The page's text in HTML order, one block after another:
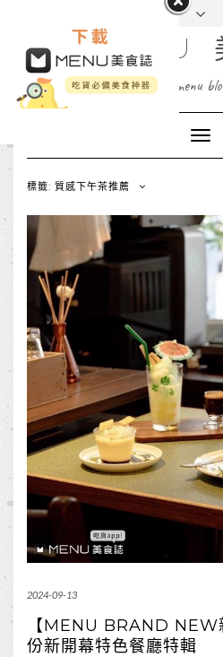
MENU
menu
標籤: 質感下午茶推薦
2024-09-13
【MENU BRAND
份新開幕特色餐廳特輯